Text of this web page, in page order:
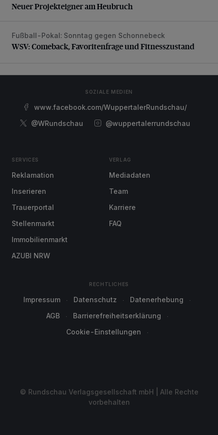
Neuer Projekteigner am Heubruch
WSV: Comeback, Favoritenfrage und Fitnesszustand
Fußball-Pokal: Sonntag gegen Schonnebeck
WSV: Comeback, Favoritenfrage und Fitnesszustand
SOZIALE MEDIEN
www.facebook.com/WuppertalerRundschau/
@WRundschau
@wuppertalerrundschau
SERVICES
Reklamation
Inserieren
Trauerportal
Stellenmarkt
Immobilienmarkt
AZUBI NRW
VERLAG
Mediadaten
Team
Karriere
FAQ
RECHTLICHES
Impressum Datenschutz
Datenerhebung
AGB
Barrierefreiheitserklärung
Cookie-Einstellungen
© Rundschau Verlagsgesellschaft mbH | Alle Rechte
vorbehalten